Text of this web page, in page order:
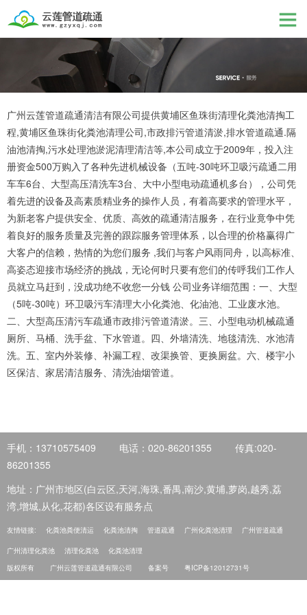
广州云莲管道疏通清洁有限公司提供黄埔区鱼珠街清理化粪池清掏工
程,黄埔区鱼珠街化粪池清理公司,市政排污管道清淤,排水管道疏通.隔
油池清掏,污水处理池淤泥清理清洁等,本公司成立于2009年，投入注
册资金500万购入了各种先进机械设备（五吨-30吨环卫吸污疏通二用
车车6台、大型高压清洗车3台、大中小型电动疏通机多台），公司凭
着先进的设备及高素质精业务的操作人员，有着高要求的管理水平，
为新老客户提供安全、优质、高效的疏通清洁服务，在行业竟争中凭
着良好的服务质量及完善的跟踪服务管理体系，以合理的价格赢得广
大客户的信赖，热情的为您们服务 ,我们与客户风雨同舟，以高标准、
高姿态迎接市场经济的挑战，无论何时只要有您们的传呼我们工作人
员就立马赶到，没成功绝不收您一分钱 公司业务详细范围：一、大型
（5吨-30吨）环卫吸污车清理大小化粪池、化油池、工业废水池。
二、大型高压清污车疏通市政排污管道清淤。三、小型电动机械疏通
厕所、马桶、洗手盆、下水管道。四、外墙清洗、地毯清洗、水池清
洗。五、室内外装修、补漏工程、改渠换管、更换厕盆。六、楼宇小
区保洁、家居清洁服务、清洗油烟管道。
手机：13710575409 电话：020-86201355
传真:020-
86201355
地址：广州市地区(白云区,天河,海珠,番禺,南沙,黄埔,萝岗,越秀,荔
湾,增城,从化,花都)各区设有服务点
友情链接: 化粪池粪便清运 化粪池清掏 管道疏通 广州化粪池清理 广州管道疏通
广州清理化粪池 清理化粪池
化粪池清理
版权所有
广州云莲管道疏通有限公司 备案号 粤ICP备12012731号